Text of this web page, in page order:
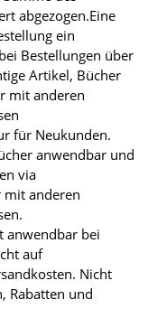
abgezogen.Eine
ein
Bestellungen über
Artikel, Bücher
mit anderen
für Neukunden.
anwendbar und
via
anderen
anwendbar bei
auf
Nicht
Rabatten und